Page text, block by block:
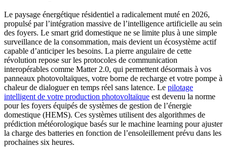
Le paysage énergétique résidentiel a radicalement muté en 2026,
propulsé par l’intégration massive de l’intelligence artificielle au sein
des foyers. Le smart grid domestique ne se limite plus à une simple
surveillance de la consommation, mais devient un écosystème actif
capable d’anticiper les besoins. La pierre angulaire de cette
révolution repose sur les protocoles de communication
interopérables comme Matter 2.0, qui permettent désormais à vos
panneaux photovoltaïques, votre borne de recharge et votre pompe à
chaleur de dialoguer en temps réel sans latence. Le pilotage
intelligent de votre production photovoltaïque est devenu la norme
pour les foyers équipés de systèmes de gestion de l’énergie
domestique (HEMS). Ces systèmes utilisent des algorithmes de
prédiction météorologique basés sur le machine learning pour ajuster
la charge des batteries en fonction de l’ensoleillement prévu dans les
prochaines six heures.